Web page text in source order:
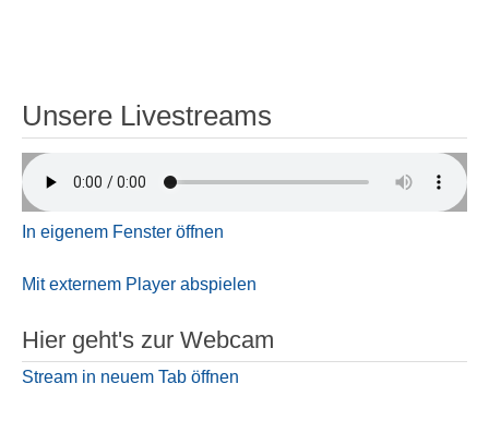
Unsere Livestreams
In eigenem Fenster öffnen
Mit externem Player abspielen
Hier geht's zur Webcam
Stream in neuem Tab öffnen